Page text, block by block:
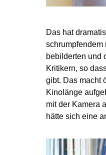
Das hat
bebilderten und
Kritikern, so
gibt. Das macht
Kinolänge
mit der Kamera
hätte sich eine